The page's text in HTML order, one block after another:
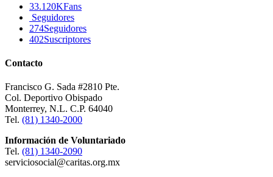
33.120KFans
Seguidores
274Seguidores
402Suscriptores
Contacto
Francisco G. Sada #2810 Pte.
Col. Deportivo Obispado
Monterrey, N.L. C.P. 64040
Tel. (81) 1340-2000
Información de Voluntariado
Tel. (81) 1340-2090
serviciosocial@caritas.org.mx